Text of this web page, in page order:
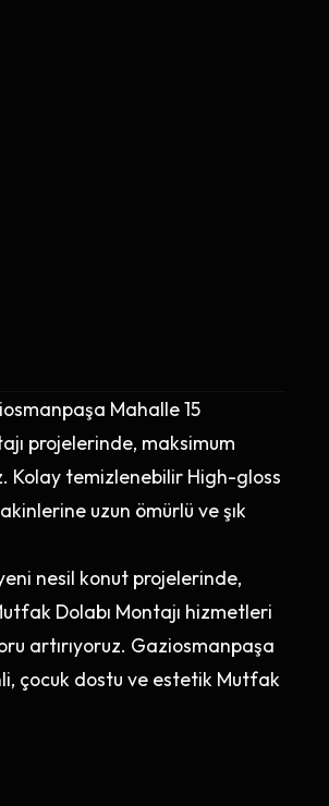
Mahalle 15
projelerinde, maksimum
Kolay temizlenebilir High-gloss
uzun ömürlü ve şık
nesil konut projelerinde,
Dolabı Montajı hizmetleri
artırıyoruz. Gaziosmanpaşa
çocuk dostu ve estetik Mutfak